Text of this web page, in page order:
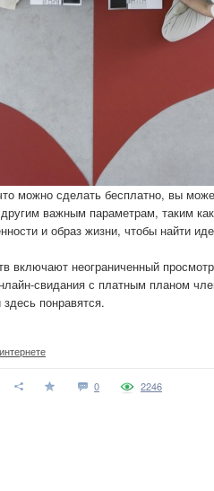
можно сделать бесплатно, вы
важным параметрам, таким
и образ жизни, чтобы найти
включают неограниченный
свидания с платным планом
понравятся.
интернете
0 2246